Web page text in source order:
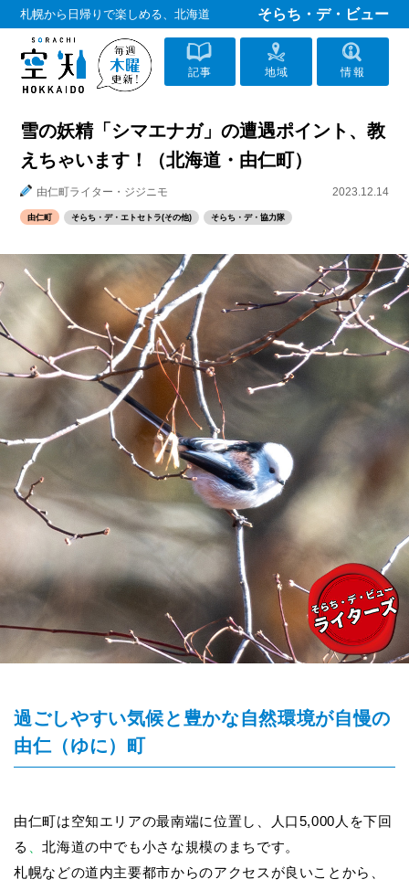
札幌から日帰りで楽しめる、北海道 そらち・デ・ビュー
記事 地域 情報
雪の妖精「シマエナガ」の遭遇ポイント、教
えちゃいます！（北海道・由仁町）
由仁町ライター・ジジニモ 2023.12.14
由仁町 そらち・デ・エトセトラ(その他) そらち・デ・協力隊
過ごしやすい気候と豊かな自然環境が自慢の
由仁（ゆに）町
由仁町は空知エリアの最南端に位置し、人口5,000 人を下回
る
、北海道の中でも小さな規模のまちです。
札幌などの道内主要都市からのアクセスが良いことから、